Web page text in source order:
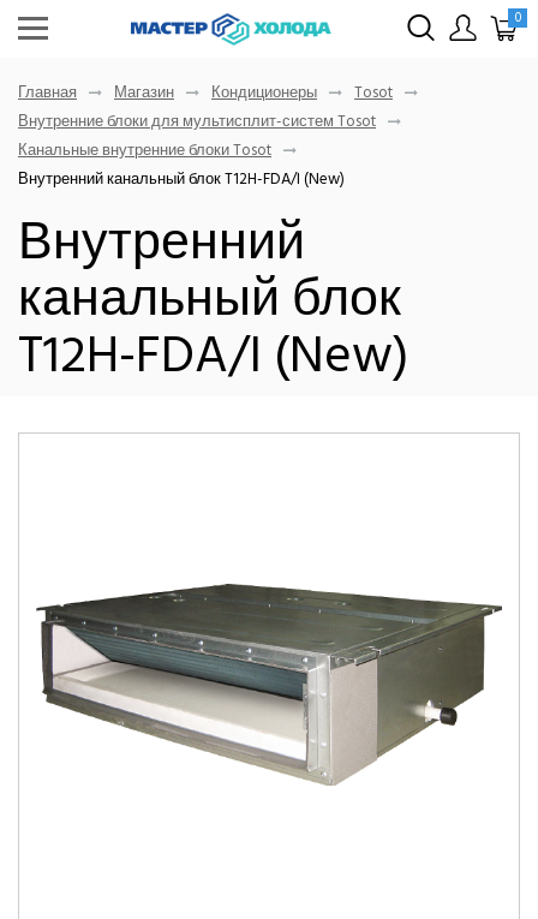
0
Главная Магазин Кондиционеры
Tosot
Внутренние блоки для мультисплит-систем Tosot
Канальные внутренние блоки Tosot
Внутренний канальный блок T12H-FDA/I (New)
Внутренний
канальный блок
T12H-FDA/I (New)